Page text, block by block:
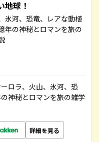
地球！
氷河、恐竜、レアな動植
年の神秘とロマンを旅の
ロラ、火山、氷河、恐
神秘とロマンを旅の雑学
詳細を見る